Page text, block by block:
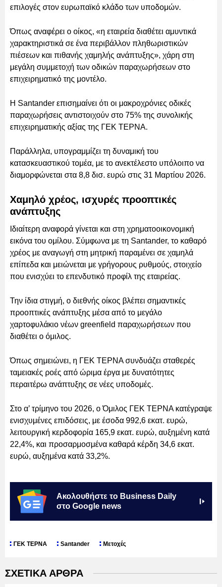
επιλογές στον ευρωπαϊκό κλάδο των υποδομών.
Όπως αναφέρει ο οίκος, «η εταιρεία διαθέτει αμυντικά
χαρακτηριστικά σε ένα περιβάλλον πληθωριστικών
πιέσεων και πιθανής χαμηλής ανάπτυξης», χάρη στη
μεγάλη συμμετοχή των οδικών παραχωρήσεων στο
επιχειρηματικό της μοντέλο.
Η Santander επισημαίνει ότι οι μακροχρόνιες οδικές
παραχωρήσεις αντιστοιχούν στο 75% της συνολικής
επιχειρηματικής αξίας της ΓΕΚ ΤΕΡΝΑ.
Παράλληλα, υπογραμμίζει τη δυναμική του
κατασκευαστικού τομέα, με το ανεκτέλεστο υπόλοιπο να
διαμορφώνεται στα 8,8 δισ. ευρώ στις 31 Μαρτίου 2026.
Χαμηλό χρέος, ισχυρές προοπτικές
ανάπτυξης
Ιδιαίτερη αναφορά γίνεται και στη χρηματοοικονομική
εικόνα του ομίλου. Σύμφωνα με τη Santander, το καθαρό
χρέος με αναγωγή στη μητρική παραμένει σε χαμηλά
επίπεδα και μειώνεται με γρήγορους ρυθμούς, στοιχείο
που ενισχύει το επενδυτικό προφίλ της εταιρείας.
Την ίδια στιγμή, ο διεθνής οίκος βλέπει σημαντικές
προοπτικές ανάπτυξης μέσα από το μεγάλο
χαρτοφυλάκιο νέων greenfield παραχωρήσεων που
διαθέτει ο όμιλος.
Όπως σημειώνει, η ΓΕΚ ΤΕΡΝΑ συνδυάζει σταθερές
ταμειακές ροές από ώριμα έργα με δυνατότητες
περαιτέρω ανάπτυξης σε νέες υποδομές.
Στο α’ τρίμηνο του 2026, ο Όμιλος ΓΕΚ ΤΕΡΝΑ κατέγραψε
ενισχυμένες επιδόσεις, με έσοδα 992,6 εκατ. ευρώ,
λειτουργική κερδοφορία 165,9 εκατ. ευρώ, αυξημένη κατά
22,4%, και προσαρμοσμένα καθαρά κέρδη 34,6 εκατ.
ευρώ, αυξημένα κατά 33,2%.
Ακολουθήστε το Business Daily
στο Google news
ΓΕΚ ΤΕΡΝΑ Santander Μετοχές
ΣΧΕΤΙΚΑ ΑΡΘΡΑ